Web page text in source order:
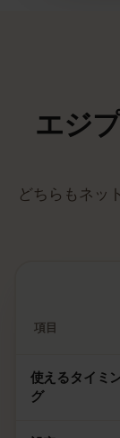
エジ
どちらもネッ
項目
使えるタイミ
グ